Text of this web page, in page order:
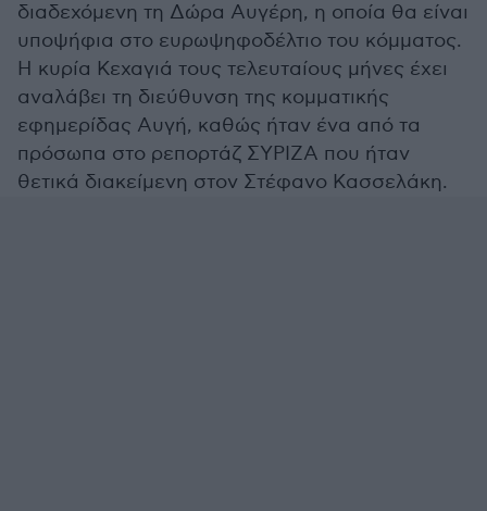
διαδεχόμενη τη Δώρα Αυγέρη, η οποία θα είναι
υποψήφια στο ευρωψηφοδέλτιο του κόμματος.
Η κυρία Κεχαγιά τους τελευταίους μήνες έχει
αναλάβει τη διεύθυνση της κομματικής
εφημερίδας Αυγή, καθώς ήταν ένα από τα
πρόσωπα στο ρεπορτάζ ΣΥΡΙΖΑ που ήταν
θετικά διακείμενη στον Στέφανο Κασσελάκη.